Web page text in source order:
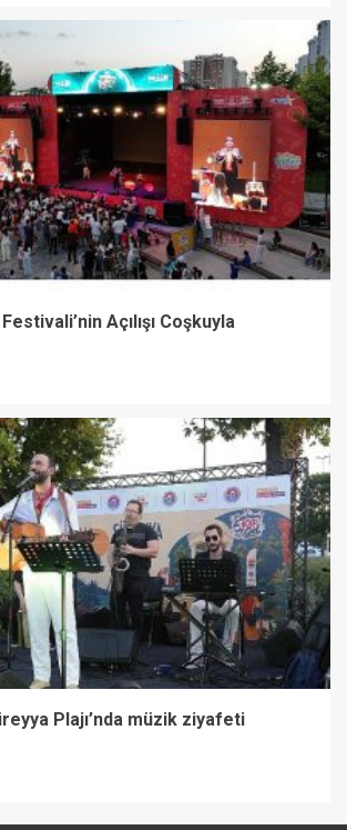
Açılışı Coşkuyla
Plajı’nda müzik ziyafeti